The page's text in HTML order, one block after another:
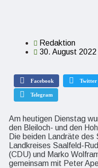
Redaktion
30. August 2022
Facebook Twitter
Telegram
Am heutigen Dienstag
den Bleiloch- und den
Die beiden Landräte des
Landkreises Saalfeld-
(CDU) und Marko
gemeinsam mit Peter